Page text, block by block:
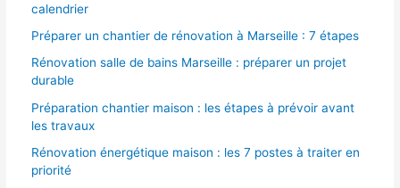
calendrier
Préparer un chantier de rénovation à Marseille : 7 étapes
Rénovation salle de bains Marseille : préparer un projet
durable
Préparation chantier maison : les étapes à prévoir avant
les travaux
Rénovation énergétique maison : les 7 postes à traiter en
priorité